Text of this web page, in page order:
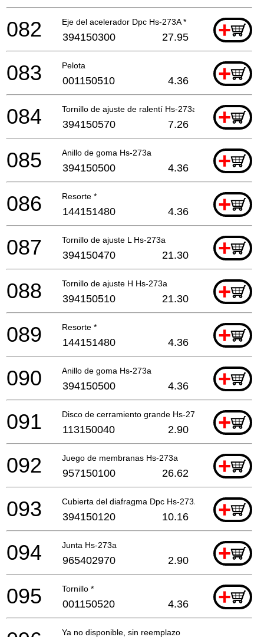
Eje del acelerador Dpc Hs-273A * +
082 394150300 27.95
Pelota +
083 001150510 4.36
Tornillo de ajuste de ralentí Hs-273a +
084 394150570 7.26
Anillo de goma Hs-273a +
085 394150500 4.36
Resorte * +
086 144151480 4.36
Tornillo de ajuste L Hs-273a +
087 394150470 21.30
Tornillo de ajuste H Hs-273a +
088 394150510 21.30
Resorte * +
089 144151480 4.36
Anillo de goma Hs-273a +
090 394150500 4.36
Disco de cerramiento grande Hs-273a +
091 113150040 2.90
Juego de membranas Hs-273a +
092 957150100 26.62
Cubierta del diafragma Dpc Hs-273A * +
093 394150120 10.16
Junta Hs-273a +
094 965402970 2.90
Tornillo * +
095 001150520 4.36
Ya no disponible, sin reemplazo